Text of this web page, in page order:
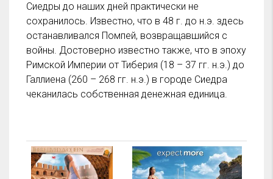
Сиедры до наших дней практически не
сохранилось. Известно, что в 48 г. до н.э. здесь
останавливался Помпей, возвращавшийся с
войны. Достоверно известно также, что в эпоху
Римской Империи от Тиберия (18 – 37 гг. н.э.) до
Галлиена (260 – 268 гг. н.э.) в городе Сиедра
чеканилась собственная денежная единица.